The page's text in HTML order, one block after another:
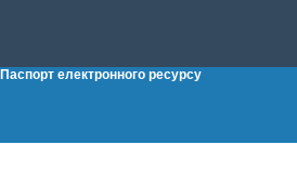
Паспорт електронного ресурсу